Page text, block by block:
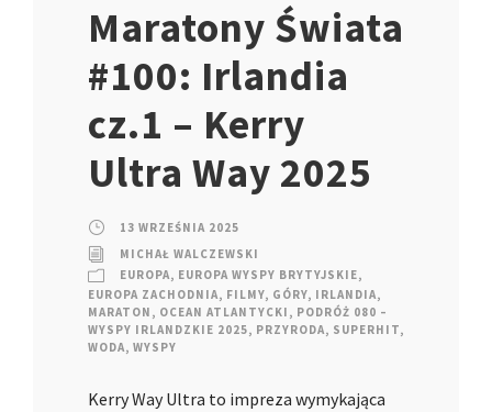
Maratony Świata
#100: Irlandia
cz.1 – Kerry
Ultra Way 2025
13 WRZEŚNIA 2025
MICHAŁ WALCZEWSKI
EUROPA, EUROPA WYSPY BRYTYJSKIE,
EUROPA ZACHODNIA, FILMY, GÓRY, IRLANDIA,
MARATON , OCEAN ATLANTYCKI , PODRÓŻ 080 –
WYSPY IRLANDZKIE 2025, PRZYRODA, SUPERHIT,
WODA, WYSPY
Kerry Way Ultra to impreza wymykająca